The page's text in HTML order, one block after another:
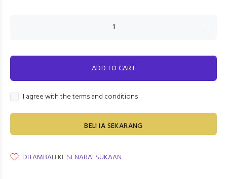
ADD TO CART
I agree with the terms and conditions
BELI IA SEKARANG
DITAMBAH KE SENARAI SUKAAN